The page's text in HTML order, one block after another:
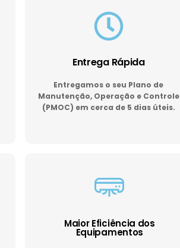
Entrega Rápida
Entregamos o seu Plano de
Manutenção, Operação e Controle
(PMOC) em cerca de 5 dias úteis.
Maior Eficiência dos
Equipamentos